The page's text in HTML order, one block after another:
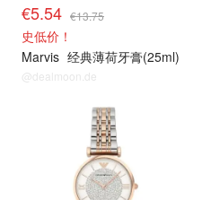
€5.54 €13.75
史低价！
Marvis 经典薄荷牙膏(25ml)
@dealmoon.de